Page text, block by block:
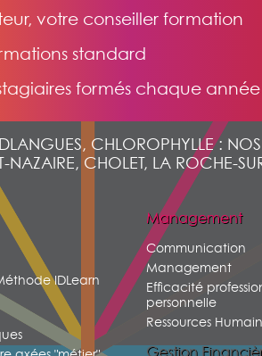
votre conseiller formation
standard
formés chaque année
CHLOROPHYLLE :
NAZAIRE, CHOLET, LA ROCHE-
IDLearn
Management
Communication
Management
Efficacité
personnelle
Ressources
Gestion